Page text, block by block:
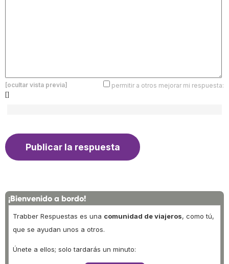
[ocultar vista previa]
permitir a otros mejorar mi respuesta:
[]
¡Bienvenido a bordo!
Trabber Respuestas es una comunidad de viajeros, como tú,
que se ayudan unos a otros.
Únete a ellos; solo tardarás un minuto: